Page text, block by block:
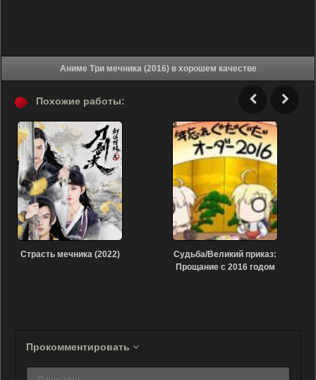
Аниме Три мечника (2016) в хорошем качестве
Похожие работы:
Страсть мечника (2022)
Судьба/Великий приказ:
Прощание с 2016 годом
Прокомментировать